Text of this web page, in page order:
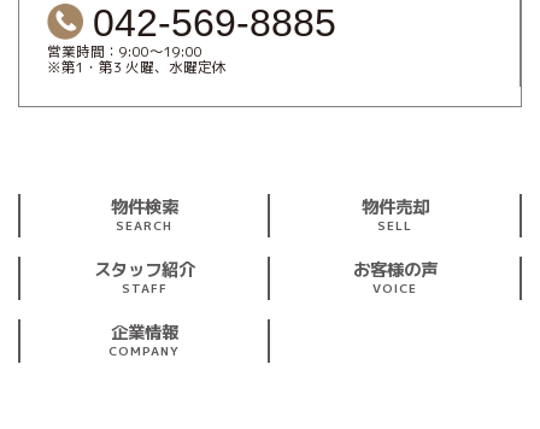
042-569-8885
営業時間：9:00～19:00
※第1・第3 火曜、水曜定休
物件検索
SEARCH
物件売却
SELL
スタッフ紹介
STAFF
お客様の声
VOICE
企業情報
COMPANY